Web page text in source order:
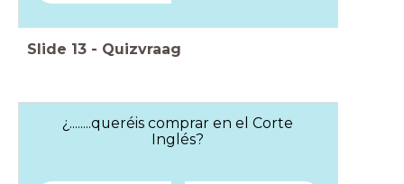
Slide 13 - Quizvraag
¿........queréis comprar en el Corte
Inglés?